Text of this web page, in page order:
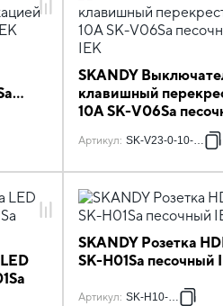
SKANDY
клавишный
10А SK-V06Sa
Артикул: SK-V23-0-10-K98
SKANDY Розетка
SK-H01Sa песочный
Артикул: SK-H10-K98